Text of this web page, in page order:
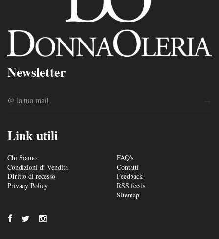
Newsletter
Link utili
Chi Siamo
Condizioni di Vendita
DIritto di recesso
Privacy Policy
FAQ's
Contatti
Feedback
RSS feeds
Sitemap